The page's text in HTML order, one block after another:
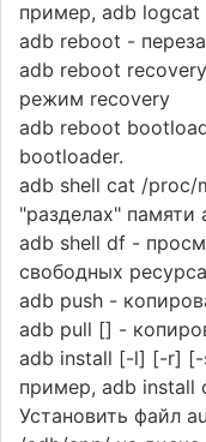
пример, adb logcat
adb reboot -
adb reboot
режим recovery
adb reboot
bootloader.
adb shell cat /
"разделах" памяти
adb shell df -
свободных
adb push -
adb pull [] -
adb install [-l] [-r] [-
пример, adb install
Установить файл